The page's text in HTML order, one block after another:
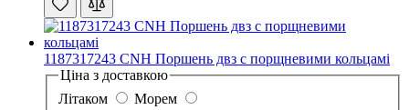
1187317243 CNH Поршень двз с порщневими кольцамі
Ціна з доставкою
Літаком
Морем